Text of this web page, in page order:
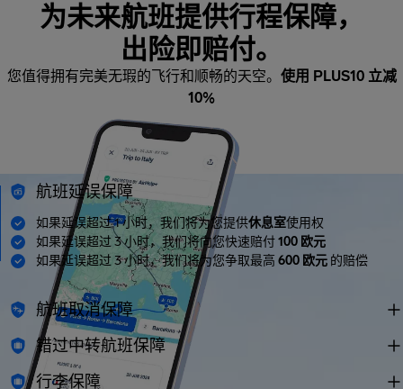
为未来航班提供行程保障，
出险即赔付。
您值得拥有完美无瑕的飞行和顺畅的天空。 使用 PLUS10 立减
10%
航班延误保障
如果延误超过 1 小时，我们将为您提供休息室使用权
如果延误超过 3 小时，我们将向您快速赔付100 欧元
如果延误超过 3 小时，我们将为您争取最高 600 欧元 的赔偿
航班取消保障
错过中转航班保障
行李保障